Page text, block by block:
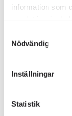
information som
Nödvändig
Inställningar
Statistik
- Redan från
godkännare.
inför nya
och fortsätter: